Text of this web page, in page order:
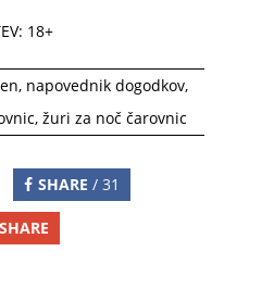
18+
, napovednik dogodkov,
, žuri za noč čarovnic
SHARE / 31
SHARE